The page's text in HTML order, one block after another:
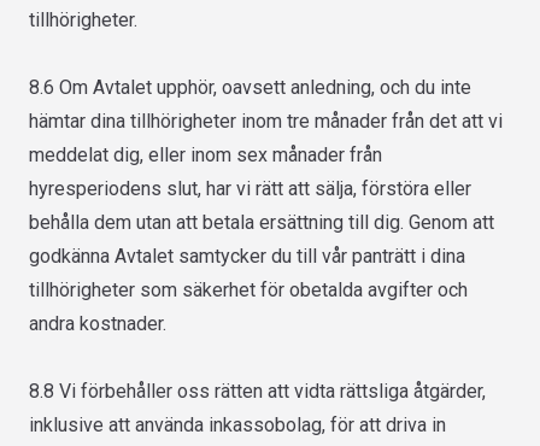
tillhörigheter.
8.6 Om Avtalet upphör, oavsett anledning, och du inte
hämtar dina tillhörigheter inom tre månader från det att vi
meddelat dig, eller inom sex månader från
hyresperiodens slut, har vi rätt att sälja, förstöra eller
behålla dem utan att betala ersättning till dig. Genom att
godkänna Avtalet samtycker du till vår panträtt i dina
tillhörigheter som säkerhet för obetalda avgifter och
andra kostnader.
8.8 Vi förbehåller oss rätten att vidta rättsliga åtgärder,
inklusive att använda inkassobolag, för att driva in